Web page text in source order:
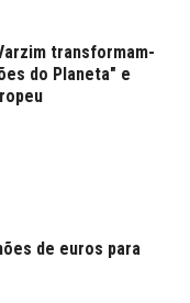
transformam-
do Planeta" e
de euros para